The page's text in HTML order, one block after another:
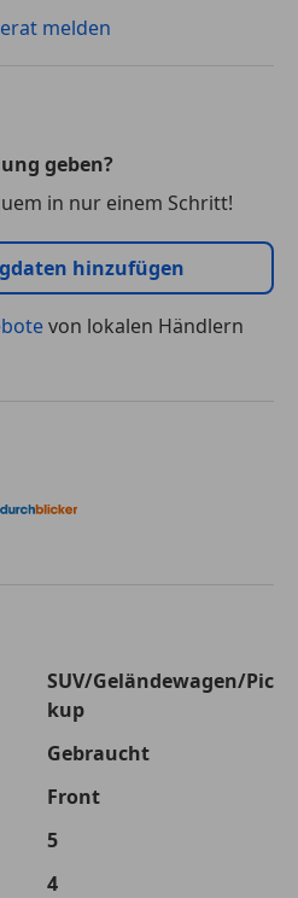
melden
geben?
in nur einem Schritt!
hinzufügen
von lokalen Händlern
120 Monate
€ 52 500,-
SUV/Geländewagen/Pic
kup
Gebraucht
Front
5
4